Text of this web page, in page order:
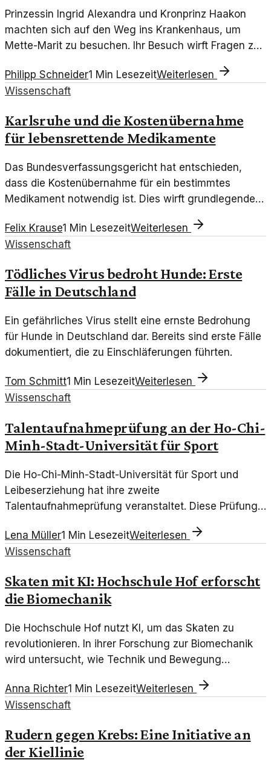
Prinzessin Ingrid Alexandra und Kronprinz Haakon
machten sich auf den Weg ins Krankenhaus, um
Mette-Marit zu besuchen. Ihr Besuch wirft Fragen zur
Philipp Schneider1 Min LesezeitWeiterlesen
Wissenschaft
Karlsruhe und die Kostenübernahme
für lebensrettende Medikamente
Das Bundesverfassungsgericht hat entschieden,
dass die Kostenübernahme für ein bestimmtes
Medikament notwendig ist. Dies wirft grundlegende
Felix Krause1 Min LesezeitWeiterlesen
Wissenschaft
Tödliches Virus bedroht Hunde: Erste
Fälle in Deutschland
Ein gefährliches Virus stellt eine ernste Bedrohung
für Hunde in Deutschland dar. Bereits sind erste Fälle
dokumentiert, die zu Einschläferungen führten.
Tom Schmitt1 Min LesezeitWeiterlesen
Wissenschaft
Talentaufnahmeprüfung an der Ho-Chi-
Minh-Stadt-Universität für Sport
Die Ho-Chi-Minh-Stadt-Universität für Sport und
Leibeserziehung hat ihre zweite
Talentaufnahmeprüfung veranstaltet. Diese Prüfung
entdecken und zu fördern.
Lena Müller1 Min LesezeitWeiterlesen
Wissenschaft
Skaten mit KI: Hochschule Hof erforscht
die Biomechanik
Die Hochschule Hof nutzt KI, um das Skaten zu
revolutionieren. In ihrer Forschung zur Biomechanik
wird untersucht, wie Technik und Bewegung
Anna Richter1 Min LesezeitWeiterlesen
Wissenschaft
Rudern gegen Krebs: Eine Initiative an
der Kiellinie